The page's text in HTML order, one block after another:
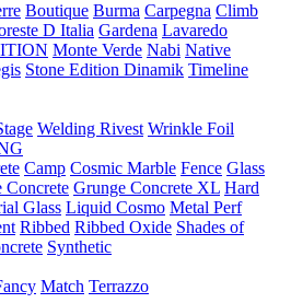
Boutique Burma Carpegna Climb
D Italia Gardena Lavaredo
Monte Verde Nabi Native
Stone Edition Dinamik Timeline
Welding Rivest Wrinkle Foil
Camp Cosmic Marble Fence Glass
Concrete Grunge Concrete XL Hard
Glass Liquid Cosmo Metal Perf
Ribbed Ribbed Oxide Shades of
Synthetic
Match Terrazzo